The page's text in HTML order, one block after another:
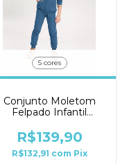
5 cores
Conjunto Moletom
Felpado Infantil
R$139,90
R$132,91 com Pix